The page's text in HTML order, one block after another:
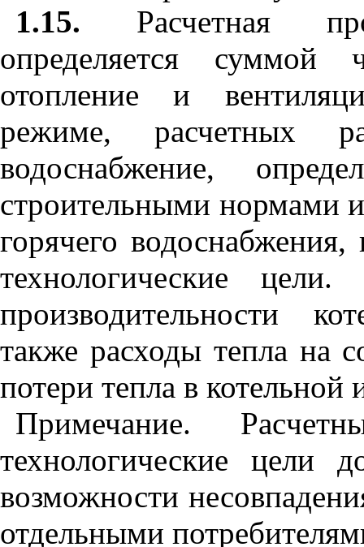
1.15. Расчетная
определяется суммой
отопление и
режиме, расчетных
водоснабжение,
строительными нормами
горячего
технологические
производительности
также расходы тепла на
потери тепла в котельной
Примечание. Pac
технологические
возможности
отдельными